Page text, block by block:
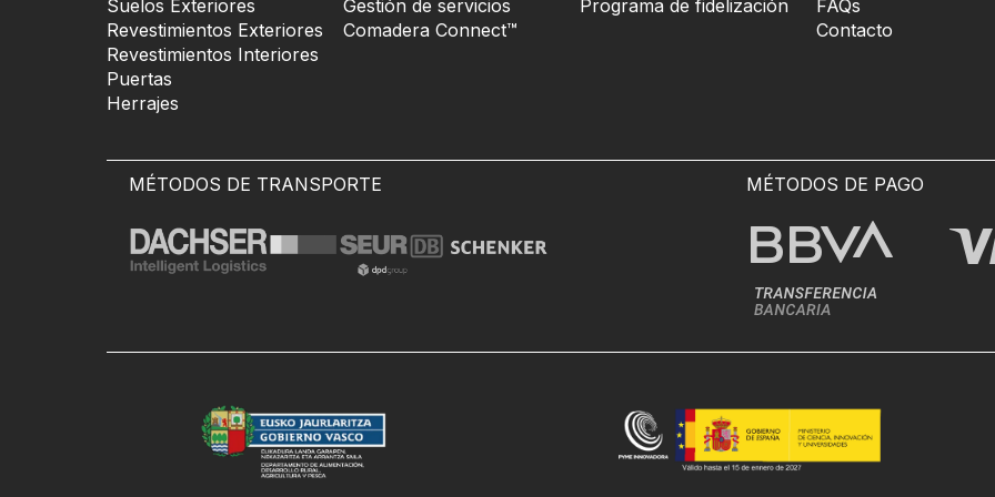
Suelos Exteriores
Revestimientos Exteriores
Revestimientos Interiores
Puertas
Herrajes
Gestión de servicios
Comadera Connect™
Programa de fidelización
FAQs
Contacto
MÉTODOS DE TRANSPORTE MÉTODOS DE PAGO